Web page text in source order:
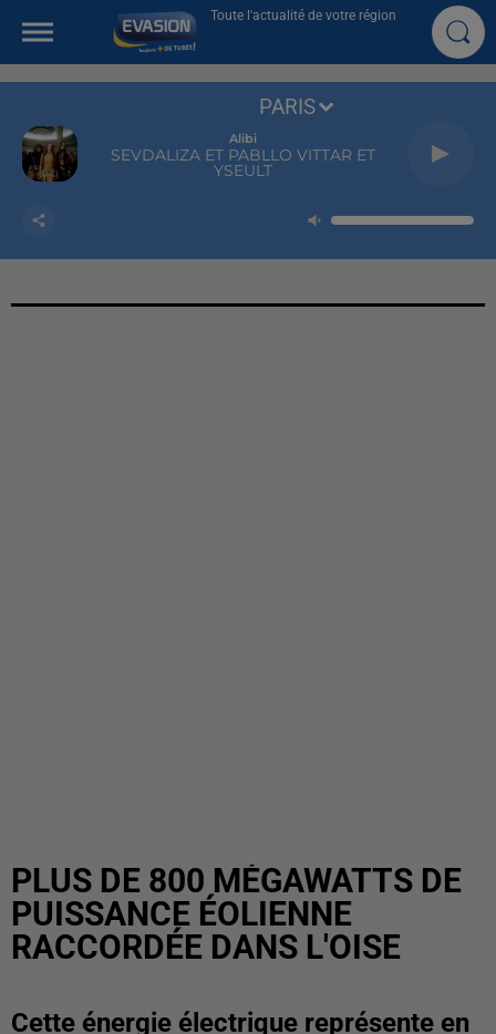
Toute l'actualité de votre région
Alibi
SEVDALIZA ET PABLLO VITTAR ET
YSEULT
PARIS
PLUS DE 800 MÉGAWATTS DE
PUISSANCE ÉOLIENNE
RACCORDÉE DANS L'OISE
Cette énergie électrique représente en